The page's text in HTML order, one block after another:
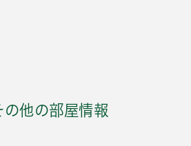
の他の部屋情報